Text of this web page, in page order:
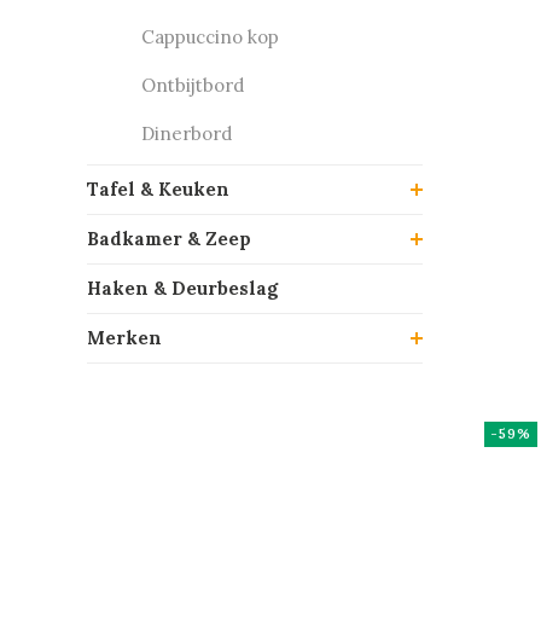
Cappuccino kop
Ontbijtbord
Dinerbord
Tafel & Keuken
Badkamer & Zeep
Haken & Deurbeslag
Merken
-59%